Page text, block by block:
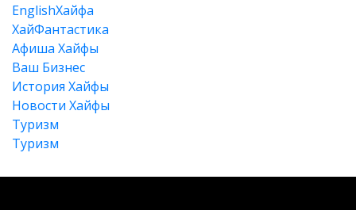
EnglishХайфа
XайФантастика
Афиша Хайфы
Ваш Бизнес
История Хайфы
Новости Хайфы
Туризм
Туризм